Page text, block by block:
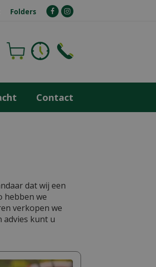
Folders
Contact
dat wij een
hebben we
verkopen we
kunt u